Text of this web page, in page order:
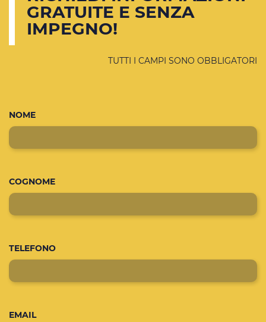
GRATUITE E SENZA
IMPEGNO!
TUTTI I CAMPI SONO OBBLIGATORI
NOME
COGNOME
TELEFONO
EMAIL